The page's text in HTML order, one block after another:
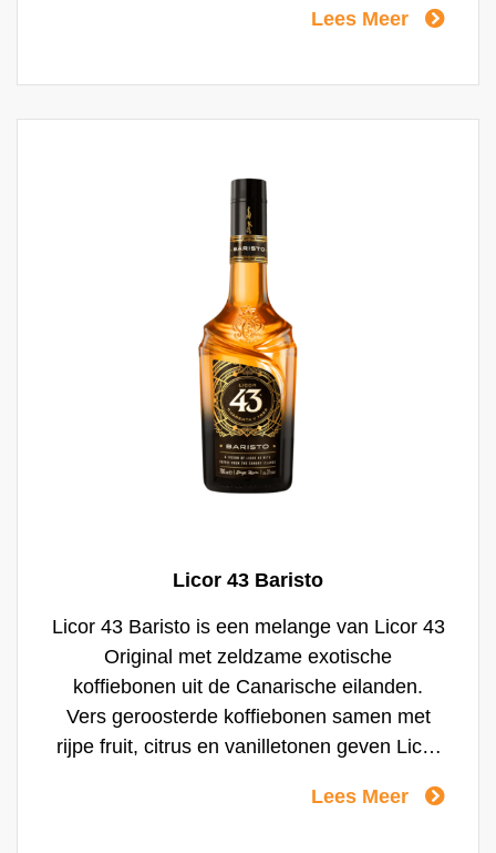
vanillesmaak van Licor 43 Original en de
een hint van knapperige karameltonen.
Heerlijk om puur te drinken of om mee te
Lees Meer
Licor 43 Baristo
Licor 43 Baristo is een melange van Licor 43
Original met zeldzame exotische
koffiebonen uit de Canarische eilanden.
Vers geroosterde koffiebonen samen met
rijpe fruit, citrus en vanilletonen geven Licor
rijke smaak. De naam Bairsto is een
Lees Meer